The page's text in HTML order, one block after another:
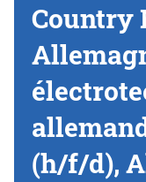
Country
(h/f/d),